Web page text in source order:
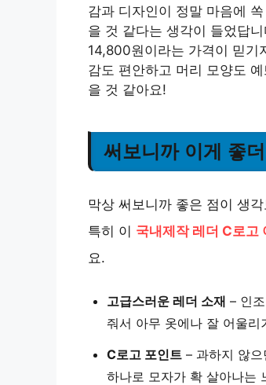
감과 디자인이 정말 마음에
을 것 같다는 생각이 들었답
14,800원이라는 가격이 믿기
감도 편안하고 머리 모양도
을 것 같아요!
써보니까 이게 좋
막상 써보니까 좋은 점이 생
특히 이 국내제작 레더 C로고
요.
고급스러운 레더 소재 – 인
줘서 아무 옷에나 잘 어울리
C로고 포인트 – 과하지 않
하나로 모자가 확 살아나는